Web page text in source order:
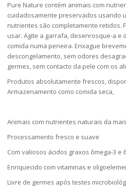
Pure Nature contém animais com
cuidadosamente preservados usando
nutrientes são completamente retidos.
usar. Agite a garrafa, desenrosque-a e
comida numa peneira. Enxague
descongelamento, sem odores
germes, sem contacto da pele com os
Produtos absolutamente frescos,
Armazenamento como comida seca,
Animais com nutrientes naturais da
Processamento fresco e suave
Com valiosos ácidos graxos ômega-3 e
Enriquecido com vitaminas e
Livre de germes após testes